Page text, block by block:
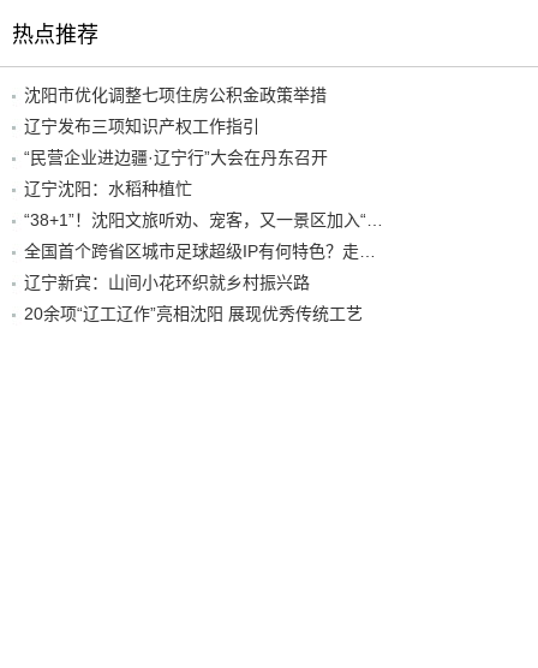
热点推荐
沈阳市优化调整七项住房公积金政策举措
辽宁发布三项知识产权工作指引
“民营企业进边疆·辽宁行”大会在丹东召开
辽宁沈阳：水稻种植忙
辽宁新宾：山间小花环织就乡村振兴路
20余项“辽工辽作”亮相沈阳 展现优秀传统工艺